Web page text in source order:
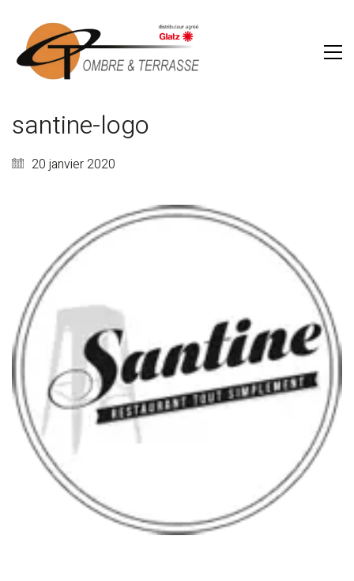
santine-logo
20 janvier 2020